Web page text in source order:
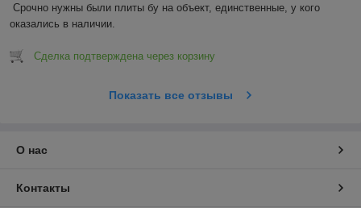
Срочно нужны были плиты бу на объект, единственные, у кого
оказались в наличии.
Сделка подтверждена через корзину
Показать все отзывы
О нас
Контакты